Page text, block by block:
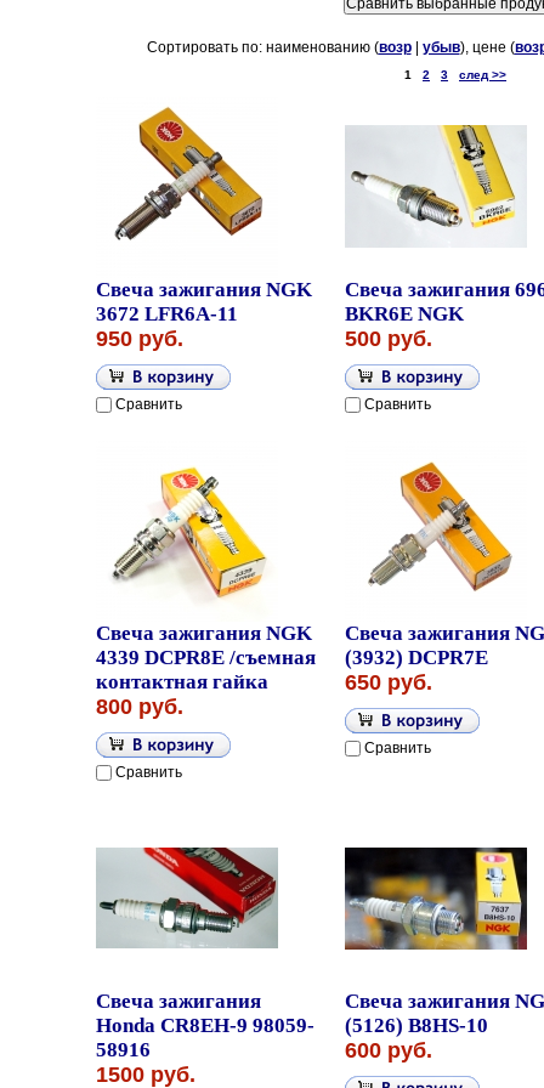
Сортировать по: наименованию (возр| убыв), цене (
1 2 3 след >>
Свеча зажигания NGK
3672 LFR6A-11
950 руб.
Сравнить
Свеча зажигания
BKR6E NGK
500 руб.
Сравнить
Свеча зажигания NGK
4339 DCPR8E /cъемная
контактная гайка
800 руб.
Сравнить
Свеча зажигания
(3932) DCPR7E
650 руб.
Сравнить
Свеча зажигания
Honda CR8EH-9 98059-
58916
1500 руб.
Свеча зажигания
(5126) B8HS-10
600 руб.